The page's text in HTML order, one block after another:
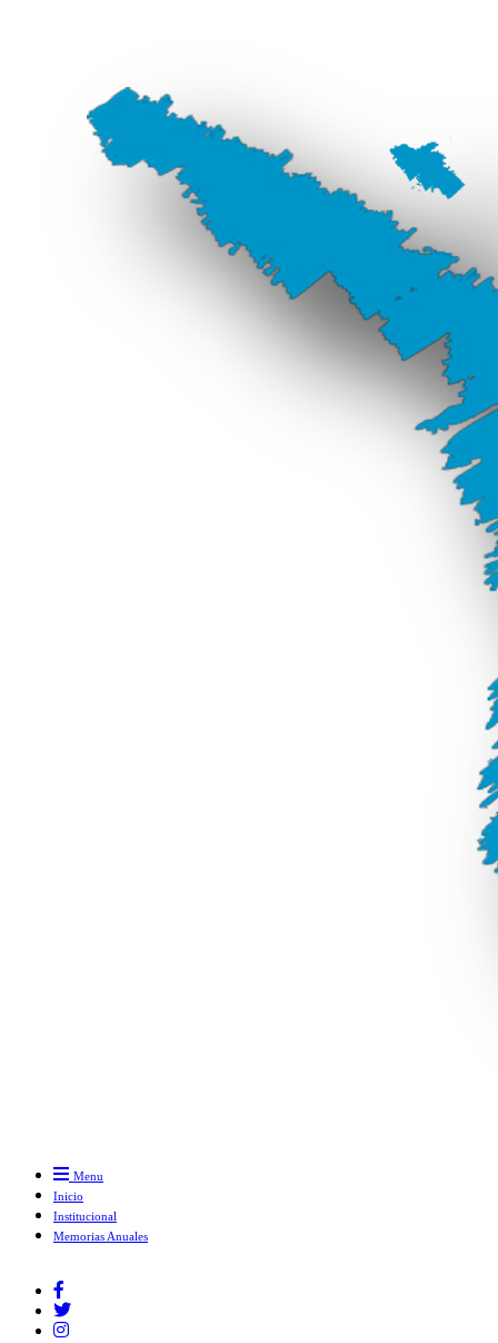
Menu
Inicio
Institucional
Memorias Anuales